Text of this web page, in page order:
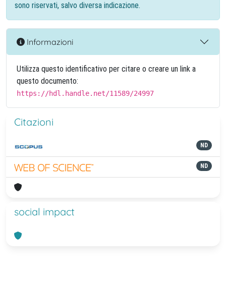
sono riservati, salvo diversa indicazione.
Informazioni
Utilizza questo identificativo per citare o creare un link a
questo documento:
https://hdl.handle.net/11589/24997
Citazioni
ND
ND
social impact